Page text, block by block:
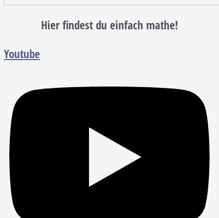
Hier findest du einfach mathe!
Youtube